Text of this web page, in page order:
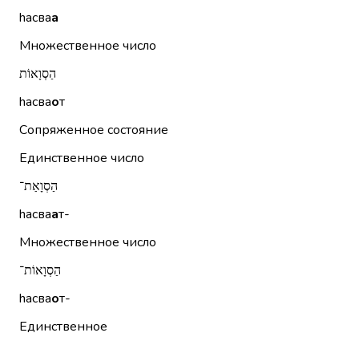
hасваа
Множественное число
הַסְוָאוֹת
hасваот
Сопряженное состояние
Единственное число
הַסְוָאַת־
hасваат-
Множественное число
הַסְוָאוֹת־
hасваот-
Единственное